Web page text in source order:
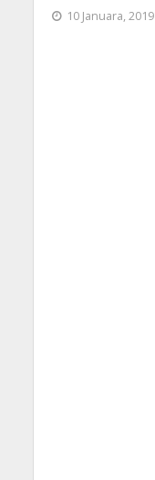
10 Januara, 2019